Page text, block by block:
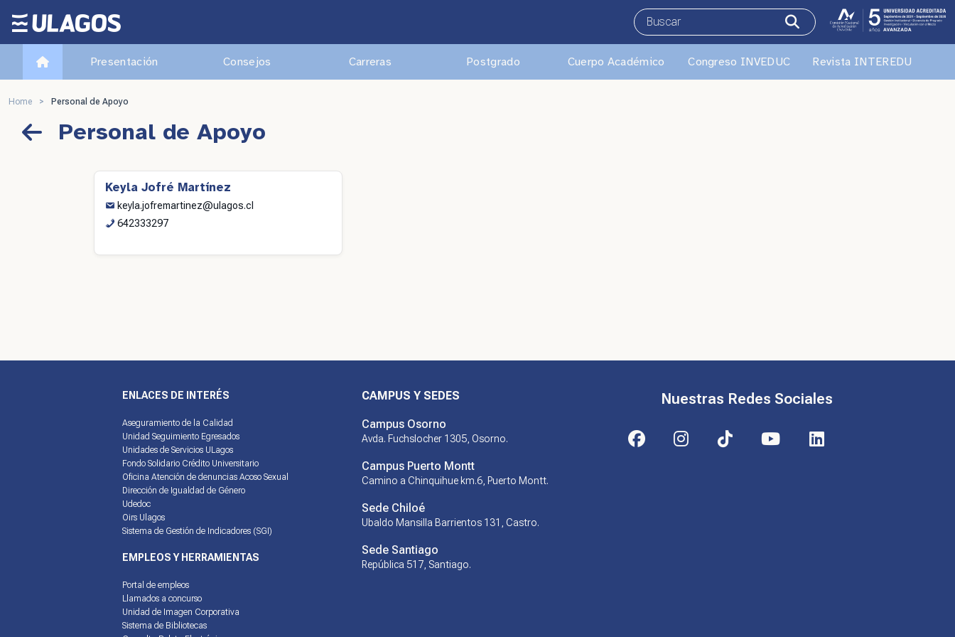
Ulagos Template
Presentación Consejos Carreras Postgrado Cuerpo Académico Congreso INVEDUC Revista INTEREDU
Home > Personal de Apoyo
Personal de Apoyo
Keyla Jofré Martínez
keyla.jofremartinez@ulagos.cl
642333297
ENLACES DE INTERÉS
Aseguramiento de la Calidad
Unidad Seguimiento Egresados
Unidades de Servicios ULagos
Fondo Solidario Crédito Universitario
Oficina Atención de denuncias Acoso Sexual
Dirección de Igualdad de Género
Udedoc
Oirs Ulagos
Sistema de Gestión de Indicadores (SGI)
EMPLEOS Y HERRAMIENTAS
Portal de empleos
Llamados a concurso
Unidad de Imagen Corporativa
Sistema de Bibliotecas
CAMPUS Y SEDES
Campus Osorno
Avda. Fuchslocher 1305, Osorno.
Campus Puerto Montt
Camino a Chinquihue km.6, Puerto Montt.
Sede Chiloé
Ubaldo Mansilla Barrientos 131, Castro.
Sede Santiago
República 517, Santiago.
Nuestras Redes Sociales